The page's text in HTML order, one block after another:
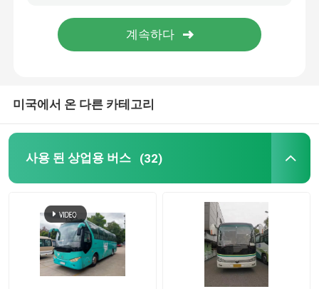
사용된 토요타 버스
사용된 투어 버스
사용된 일반인 버스
미국에서 온 다른 카테고리
사용 된 상업용 버스 (32)